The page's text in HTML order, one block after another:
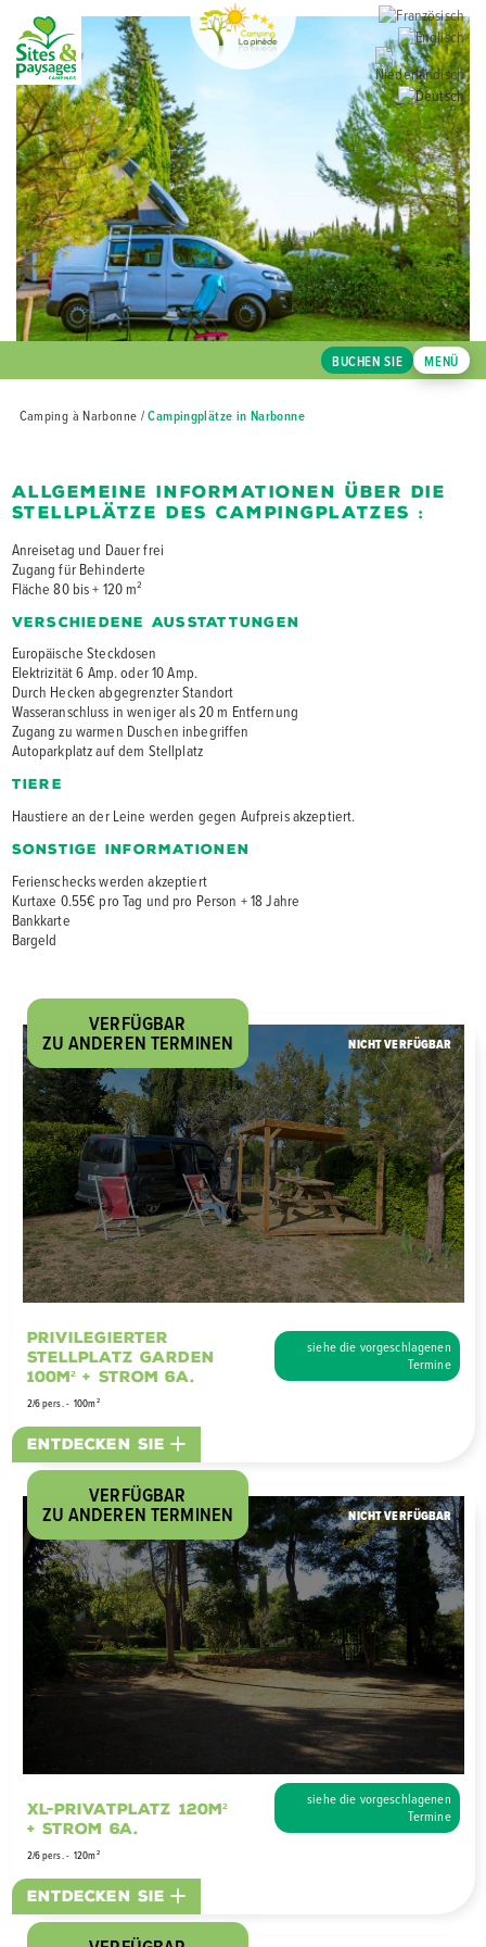
BUCHEN SIE MENÜ
Camping à Narbonne /Campingplätze in Narbonne
Allgemeine Informationen über die
Stellplätze des Campingplatzes :
Anreisetag und Dauer frei
Zugang für Behinderte
Fläche 80 bis + 120 m²
Verschiedene Ausstattungen
Europäische Steckdosen
Elektrizität 6 Amp. oder 10 Amp.
Durch Hecken abgegrenzter Standort
Wasseranschluss in weniger als 20 m Entfernung
Zugang zu warmen Duschen inbegriffen
Autoparkplatz auf dem Stellplatz
Tiere
Haustiere an der Leine werden gegen Aufpreis akzeptiert.
Sonstige Informationen
Ferienschecks werden akzeptiert
Kurtaxe 0.55€ pro Tag und pro Person + 18 Jahre
Bankkarte
Bargeld
NICHT VERFÜGBAR
VERFÜGBAR
ZU ANDEREN TERMINEN
Privilegierter
Stellplatz Garden
100m² + Strom 6A.
2/6 pers. 100m²
siehe die vorgeschlagenen
Termine
Entdecken Sie
NICHT VERFÜGBAR
VERFÜGBAR
ZU ANDEREN TERMINEN
XL-Privatplatz 120m²
+ Strom 6A.
2/6 pers. 120m²
siehe die vorgeschlagenen
Termine
Entdecken Sie